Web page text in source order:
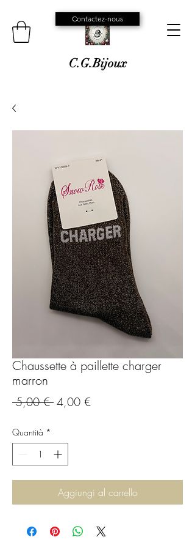
C.G.Bijoux
Contactez-nous
Chaussette à paillette charger
marron
5,00 € Prezzo
4,00 €
Quantità *
Aggiungi al carrello